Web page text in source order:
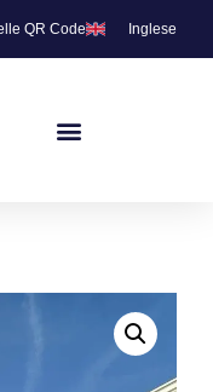
QR Code Inglese